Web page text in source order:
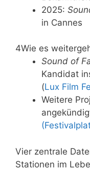
2025:
in Cannes
4Wie es
Sound of
Kandidat
(Lux Film
Weitere
Vier zentrale
Stationen im